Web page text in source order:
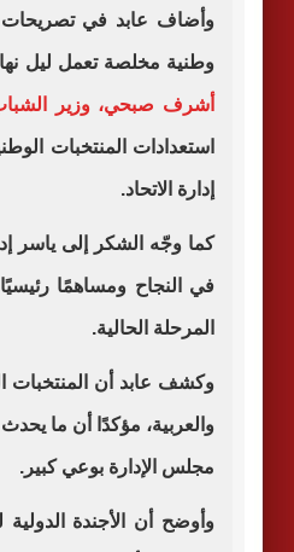
وأضاف عابد في تصريحات
وطنية مخلصة تعمل ليل
أشرف صبحي، وزير
استعدادات المنتخبات
إدارة الاتحاد.
كما وجّه الشكر إلى ياسر
في النجاح ومساهمًا
المرحلة الحالية.
وكشف عابد أن المنتخبات
والعربية، مؤكدًا أن ما
مجلس الإدارة بوعي كبير.